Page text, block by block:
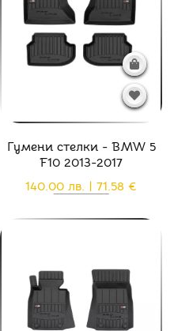
Гумени стелки - BMW 5
F10 2013-2017
140.00 лв. | 71.58 €